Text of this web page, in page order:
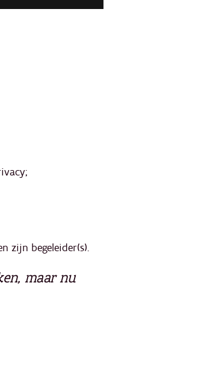
zijn begeleider(s).
maar nu